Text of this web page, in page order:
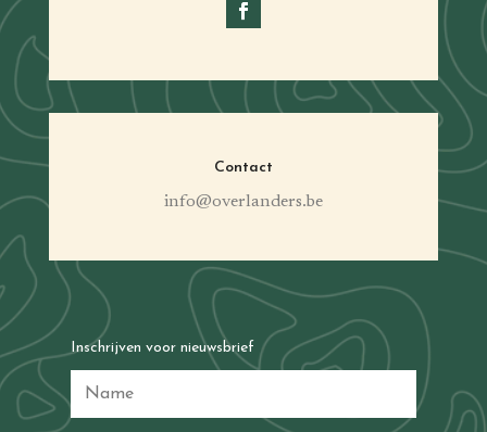
Contact
info@overlanders.be
Inschrijven voor nieuwsbrief